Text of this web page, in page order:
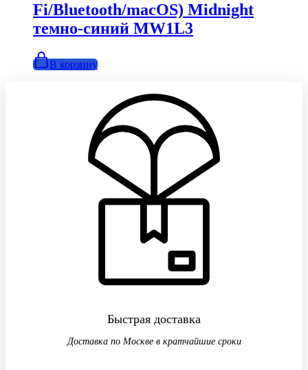
Fi/Bluetooth/macOS) Midnight
темно-синий MW1L3
В корзину
Быстрая доставка
Доставка по Москве в кратчайшие сроки